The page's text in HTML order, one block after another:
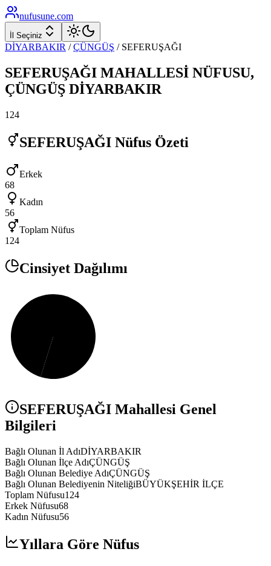
nufusune.com
İl Seçiniz
DİYARBAKIR / ÇÜNGÜŞ / SEFERUŞAĞI
SEFERUŞAĞI MAHALLESİ NÜFUSU,
ÇÜNGÜŞ DİYARBAKIR
124
SEFERUŞAĞI Nüfus Özeti
Erkek
68
Kadın
56
Toplam Nüfus
124
Cinsiyet Dağılımı
SEFERUŞAĞI Mahallesi Genel
Bilgileri
Bağlı Olunan İl AdıDİYARBAKIR
Bağlı Olunan İlçe AdıÇÜNGÜŞ
Bağlı Olunan Belediye AdıÇÜNGÜŞ
Bağlı Olunan Belediyenin NiteliğiBÜYÜKŞEHİR İLÇE
Toplam Nüfusu124
Erkek Nüfusu68
Kadın Nüfusu56
Yıllara Göre Nüfus